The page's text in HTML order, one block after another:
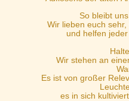
So bleibt
Wir lieben euch
und helfen
Wir stehen an
Es ist von großer
es in sich